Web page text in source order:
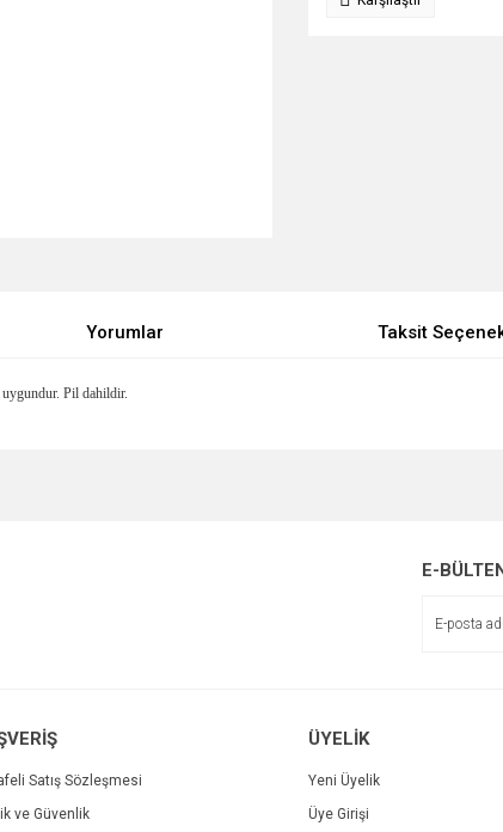
Yorumlar Taksit
Pil dahildir.
E-
Satış Sözleşmesi
ve Güvenlik
ÜYELİK
Yeni Üyelik
Üye Girişi